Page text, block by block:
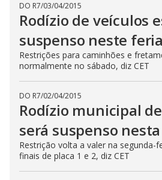
DO R7/03/04/2015
Rodízio de veículos
suspenso neste
Restrições para caminhões e
normalmente no sábado, diz CET
DO R7/02/04/2015
Rodízio municipal
será suspenso
Restrição volta a valer na segunda-
finais de placa 1 e 2, diz CET